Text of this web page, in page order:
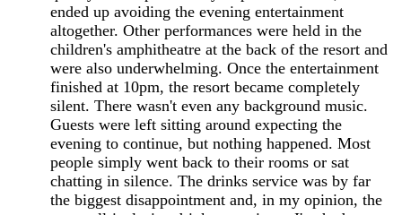
ended up avoiding the evening entertainment
altogether. Other performances were held in the
children's amphitheatre at the back of the resort and
were also underwhelming. Once the entertainment
finished at 10pm, the resort became completely
silent. There wasn't even any background music.
Guests were left sitting around expecting the
evening to continue, but nothing happened. Most
people simply went back to their rooms or sat
chatting in silence. The drinks service was by far
the biggest disappointment and, in my opinion, the